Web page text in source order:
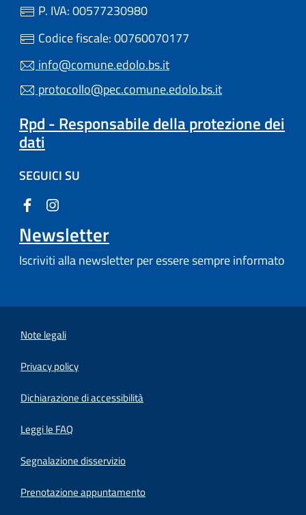
P. IVA: 00577230980
Codice fiscale: 00760070177
info@comune.edolo.bs.it
protocollo@pec.comune.edolo.bs.it
Rpd - Responsabile della protezione dei
dati
SEGUICI SU
Newsletter
Iscriviti alla newsletter per essere sempre informato
Note legali
Privacy policy
Dichiarazione di accessibilità
Leggi le FAQ
Segnalazione disservizio
Prenotazione appuntamento